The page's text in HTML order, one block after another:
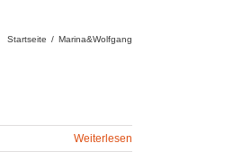
Startseite / Marina&Wolfgang
Weiterlesen